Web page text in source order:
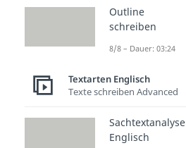
Outline
schreiben
8/8 – Dauer: 03:24
Textarten Englisch
Texte schreiben Advanced
Sachtextanalyse
Englisch